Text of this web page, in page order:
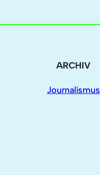
ARCHIV
Journalismus